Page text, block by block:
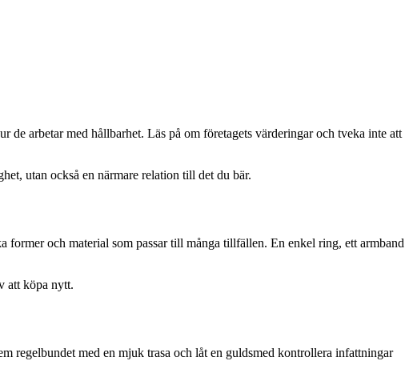
de arbetar med hållbarhet. Läs på om företagets värderingar och tveka inte att
utan också en närmare relation till det du bär.
och material som passar till många tillfällen. En enkel ring, ett armband
att köpa nytt.
regelbundet med en mjuk trasa och låt en guldsmed kontrollera infattningar